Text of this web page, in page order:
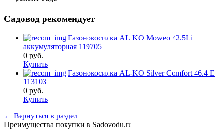
Садовод рекомендует
Газонокосилка AL-KO Moweo 42.5Li
аккумуляторная 119705
0 руб.
Купить
Газонокосилка AL-KO Silver Comfort 46.4 E
113103
0 руб.
Купить
← Вернуться в раздел
Преимущества покупки в Sadovodu.ru